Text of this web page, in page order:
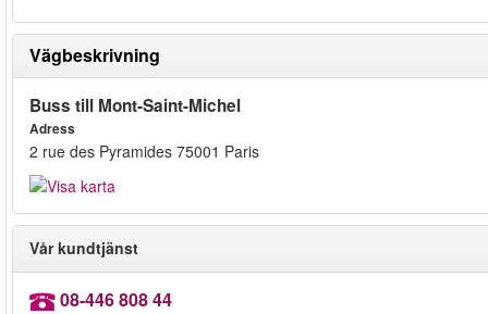
Vägbeskrivning
Buss till Mont-Saint-Michel
Adress
2 rue des Pyramides 75001 Paris
Vår kundtjänst
08-446 808 44